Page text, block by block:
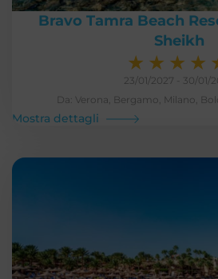
Bravo Tamra Beach
Sheikh
★ ★ ★ ★
23/01/2027 - 30/01/
Da: Verona, Bergamo, Milano,
Mostra dettagli